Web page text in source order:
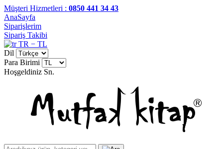
Müşteri Hizmetleri : 0850 441 34 43
AnaSayfa
Siparişlerim
Sipariş Takibi
TR − TL
Dil
Para Birimi
Hoşgeldiniz Sn.